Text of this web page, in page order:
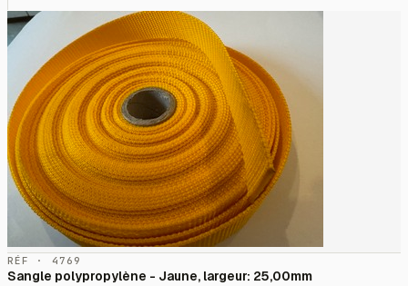
RÉF · 4769
Sangle polypropylène - Jaune, largeur: 25,00mm